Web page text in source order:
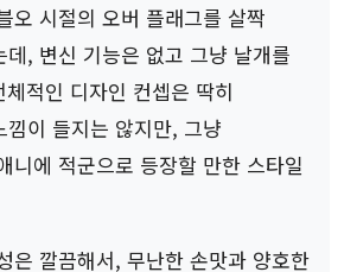
오 시절의 오버 플래그를 살짝
데, 변신 기능은 없고 그냥 날개를
적인 디자인 컨셉은 딱히
낌이 들지는 않지만, 그냥
니에 적군으로 등장할 만한 스타일
은 깔끔해서, 무난한 손맛과 양호한